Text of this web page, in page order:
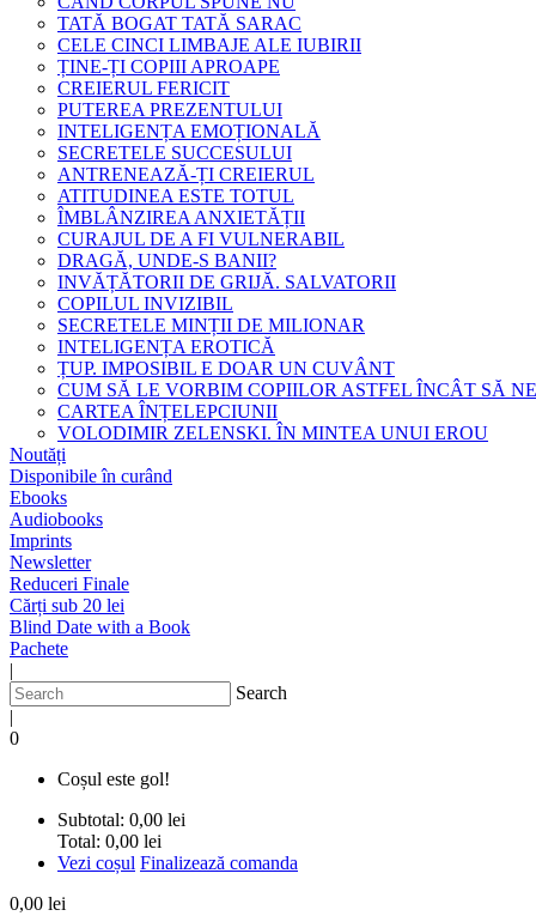
TATĂ BOGAT TATĂ SARAC
CELE CINCI LIMBAJE ALE IUBIRII
ȚINE-ȚI COPIII APROAPE
CREIERUL FERICIT
PUTEREA PREZENTULUI
INTELIGENȚA EMOȚIONALĂ
SECRETELE SUCCESULUI
ANTRENEAZĂ-ȚI CREIERUL
ATITUDINEA ESTE TOTUL
ÎMBLÂNZIREA ANXIETĂȚII
CURAJUL DE A FI VULNERABIL
DRAGĂ, UNDE-S BANII?
INVĂȚĂTORII DE GRIJĂ. SALVATORII
COPILUL INVIZIBIL
SECRETELE MINȚII DE MILIONAR
INTELIGENȚA EROTICĂ
ȚUP. IMPOSIBIL E DOAR UN CUVÂNT
CUM SĂ LE VORBIM COPIILOR ASTFEL ÎNCÂT SĂ
CARTEA ÎNȚELEPCIUNII
VOLODIMIR ZELENSKI. ÎN MINTEA UNUI EROU
Noutăți
Disponibile în curând
Ebooks
Audiobooks
Imprints
Newsletter
Reduceri Finale
Cărți sub 20 lei
Blind Date with a Book
Pachete
|
Search
|
0
Coșul este gol!
Subtotal: 0,00 lei
Total: 0,00 lei
Vezi coșul Finalizează comanda
0,00 lei